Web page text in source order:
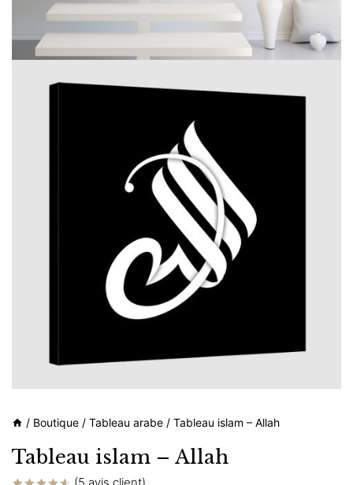
/ Boutique / Tableau arabe / Tableau islam – Allah
Tableau islam – Allah